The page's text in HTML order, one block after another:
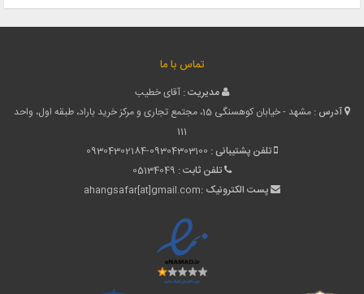
تماس با ما
مدیریت : آقای خطیب
آدرس :
مشهد - خیابان کوهسنگی 15، مجتمع تجاری و مرکز خرید باراد، طبقه اول، واحد
111
تلفن پشتیبانی : 09304302184-09304303100
تلفن ثابت : 05134049
پست الکترونیک :ahangsafar[at]gmail.com